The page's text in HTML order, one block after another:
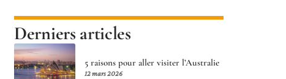
Derniers articles
5 raisons pour aller visiter l’Australie
12 mars 2026